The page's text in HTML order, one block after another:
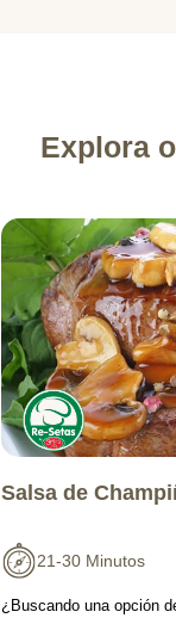
Explora
Salsa de
21-30 Minutos
¿Buscando una opción